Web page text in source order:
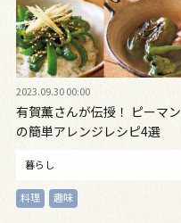
2023.09.30 00:00
有賀薫さんが伝授！ ピーマン
の簡単アレンジレシピ4選
暮らし
料理 趣味